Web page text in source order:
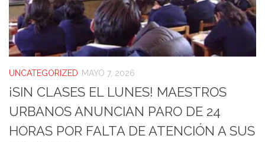
UNCATEGORIZED MAYO 7, 2026
¡SIN CLASES EL LUNES! MAESTROS
URBANOS ANUNCIAN PARO DE 24
HORAS POR FALTA DE ATENCIÓN A SUS